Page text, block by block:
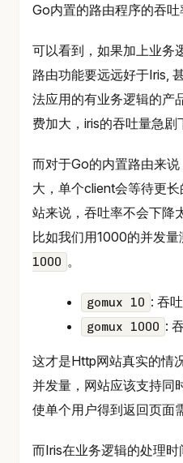
Go内置的路由程序的吞
可以看到，如果加上业务
路由功能要远远好于Iris,
法应用的有业务逻辑的产
费加大，iris的吞吐量急剧
而对于Go的内置路由来
大，单个client会等待更
站来说，吞吐率不会下降
比如我们用1000的并发量
1000 。
gomux 10 : 吞
gomux 1000 :
这才是Http网站真实的情
并发量，网站应该支持同
使单个用户得到返回页面
而Iris在业务逻辑的处理